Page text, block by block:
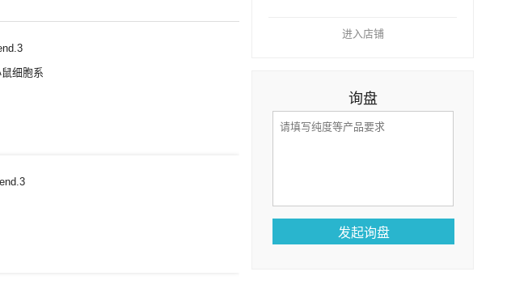
细胞系
进入店铺
询盘